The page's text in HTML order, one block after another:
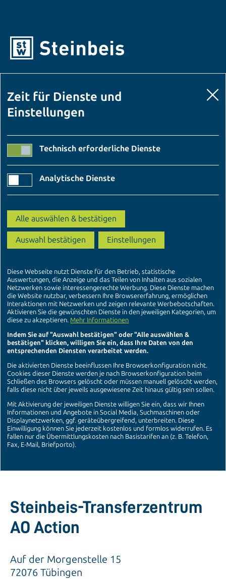
Steinbeis-Transferzentrum
AO Action
Auf der Morgenstelle 15
72076 Tübingen